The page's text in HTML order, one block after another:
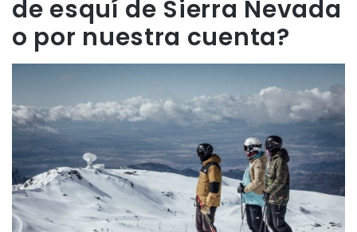
de esquí de Sierra Nevada
o por nuestra cuenta?